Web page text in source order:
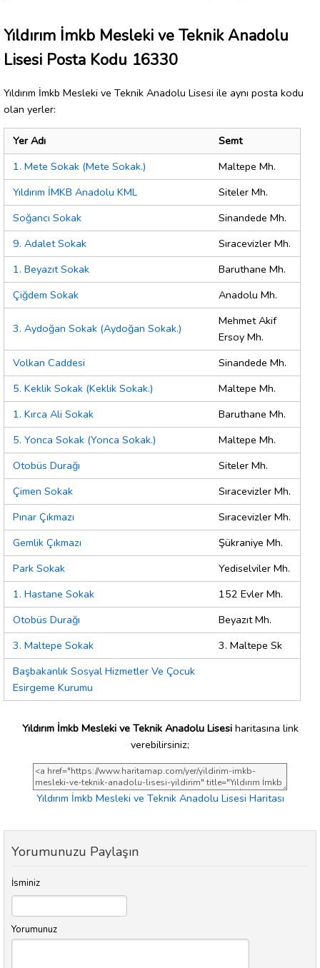
Yıldırım İmkb Mesleki ve Teknik Anadolu
Lisesi Posta Kodu 16330
Yıldırım İmkb Mesleki ve Teknik Anadolu Lisesi ile aynı posta kodu
olan yerler:
Yer Adı
Semt
1. Mete Sokak (Mete Sokak.)
Maltepe Mh.
Yıldırım İMKB Anadolu KML
Siteler Mh.
Soğancı Sokak
Sinandede Mh.
9. Adalet Sokak
Sıracevizler Mh.
1. Beyazıt Sokak
Baruthane Mh.
Çiğdem Sokak
Anadolu Mh.
3. Aydoğan Sokak (Aydoğan Sokak.)
Mehmet Akif
Ersoy Mh.
Volkan Caddesi
Sinandede Mh.
5. Keklik Sokak (Keklik Sokak.)
Maltepe Mh.
1. Kırca Ali Sokak
Baruthane Mh.
5. Yonca Sokak (Yonca Sokak.)
Maltepe Mh.
Otobüs Durağı
Siteler Mh.
Çimen Sokak
Sıracevizler Mh.
Pınar Çıkmazı
Sıracevizler Mh.
Gemlik Çıkmazı
Şükraniye Mh.
Park Sokak
Yediselviler Mh.
1. Hastane Sokak
152 Evler Mh.
Otobüs Durağı
Beyazıt Mh.
3. Maltepe Sokak
3. Maltepe Sk
Başbakanlık Sosyal Hizmetler Ve Çocuk
Esirgeme Kurumu
Yıldırım İmkb Mesleki ve Teknik Anadolu Lisesiharitasına link
verebilirsiniz;
Yıldırım İmkb Mesleki ve Teknik Anadolu Lisesi Haritası
Yorumunuzu Paylaşın
İsminiz
Yorumunuz